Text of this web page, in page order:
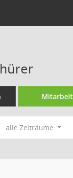
Mitarbeit
alle Zeiträume